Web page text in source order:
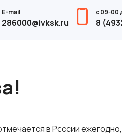
E-mail
286000@ivksk.ru
с 09-00
8
в России